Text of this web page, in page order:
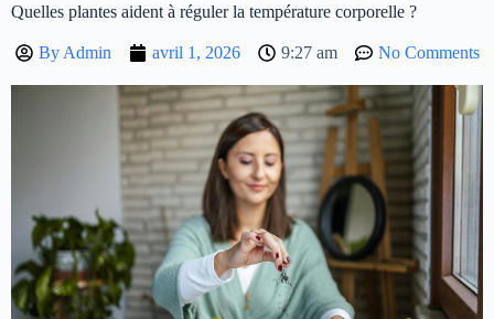
Quelles plantes aident à réguler la température corporelle ?
ByAdmin avril 1, 2026 9:27 am No Comments